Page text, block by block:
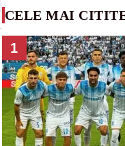
CELE MAI
1